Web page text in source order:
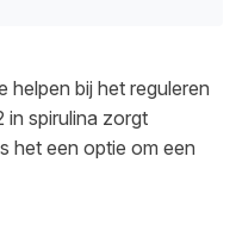
bij het reguleren
in spirulina zorgt
het een optie om een